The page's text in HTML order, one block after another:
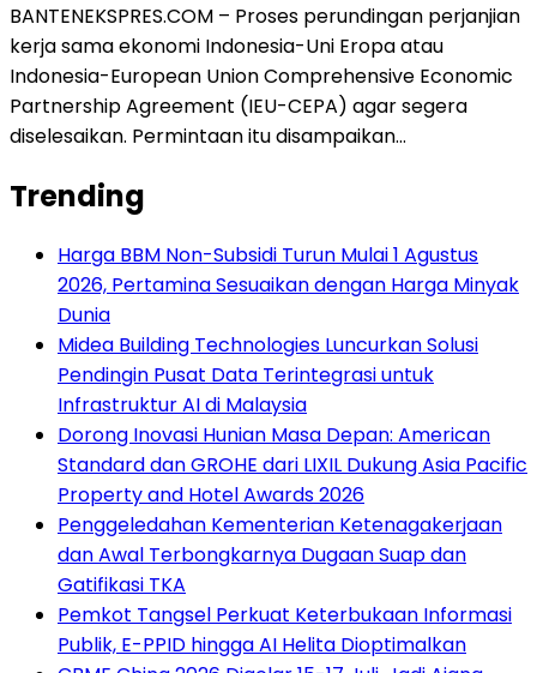
BANTENEKSPRES.COM – Proses perundingan perjanjian
kerja sama ekonomi Indonesia-Uni Eropa atau
Indonesia-European Union Comprehensive Economic
Partnership Agreement (IEU-CEPA) agar segera
diselesaikan. Permintaan itu disampaikan…
Trending
Harga BBM Non-Subsidi Turun Mulai 1 Agustus
2026, Pertamina Sesuaikan dengan Harga Minyak
Dunia
Midea Building Technologies Luncurkan Solusi
Pendingin Pusat Data Terintegrasi untuk
Infrastruktur AI di Malaysia
Dorong Inovasi Hunian Masa Depan: American
Standard dan GROHE dari LIXIL Dukung Asia Pacific
Property and Hotel Awards 2026
Penggeledahan Kementerian Ketenagakerjaan
dan Awal Terbongkarnya Dugaan Suap dan
Gatifikasi TKA
Pemkot Tangsel Perkuat Keterbukaan Informasi
Publik, E-PPID hingga AI Helita Dioptimalkan